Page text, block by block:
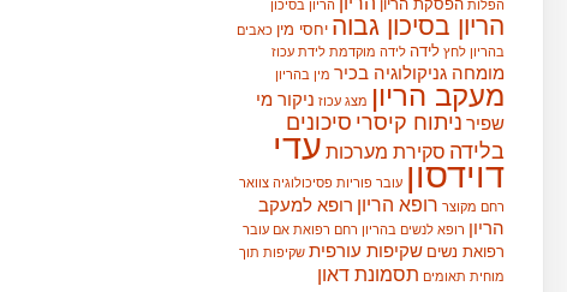
הפלות הפסקת הריון הריון בסיכון
הריון בסיכון גבוה יחסי מין כאבים
בהריון לחץ לידה לידה מוקדמת לידת עכוז
מומחה גניקולוגיה בכיר מין בהריון
מעקב הריון מצג עכוז ניקור מי
שפיר ניתוח קיסרי סיכונים
בלידה סקירת מערכות עדי
דוידסון עובר פוריות פסיכולוגיה צוואר
רחם מקוצר רופא הריון רופא למעקב
הריון רופא לנשים בהריון רחם רפואת אם עובר
רפואת נשים שקיפות עורפית שקיפות תוך
מוחית תאומים תסמונת דאון